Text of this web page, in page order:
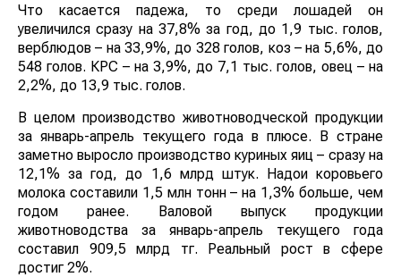
Что касается падежа, то среди лошадей он
увеличился сразу на 37,8% за год, до 1,9 тыс. голов,
верблюдов – на 33,9%, до 328 голов, коз – на 5,6%, до
548 голов. КРС – на 3,9%, до 7,1 тыс. голов, овец – на
2,2%, до 13,9 тыс. голов.
В целом производство животноводческой продукции
за январь-апрель текущего года в плюсе. В стране
заметно выросло производство куриных яиц – сразу на
12,1% за год, до 1,6 млрд штук. Надои коровьего
молока составили 1,5 млн тонн – на 1,3% больше, чем
годом ранее. Валовой выпуск продукции
животноводства за январь-апрель текущего года
составил 909,5 млрд тг. Реальный рост в сфере
достиг 2%.